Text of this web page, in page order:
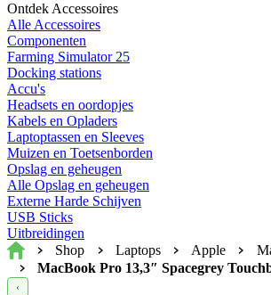
Ontdek Accessoires
Alle Accessoires
Componenten
Farming Simulator 25
Docking stations
Accu's
Headsets en oordopjes
Kabels en Opladers
Laptoptassen en Sleeves
Muizen en Toetsenborden
Opslag en geheugen
Alle Opslag en geheugen
Externe Harde Schijven
USB Sticks
Uitbreidingen
Home
Shop Laptops Apple
MacBook Pro 13,3″ Spacegrey